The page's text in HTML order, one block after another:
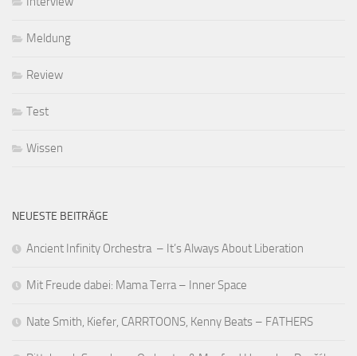
Meldung
Review
Test
Wissen
NEUESTE BEITRÄGE
Ancient Infinity Orchestra – It’s Always About Liberation
Mit Freude dabei: Mama Terra – Inner Space
Nate Smith, Kiefer, CARRTOONS, Kenny Beats – FATHERS